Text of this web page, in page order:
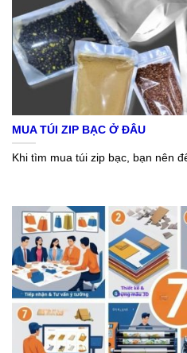
MUA TÚI ZIP BẠC Ở ĐÂU
Khi tìm mua túi zip bạc, bạn nên